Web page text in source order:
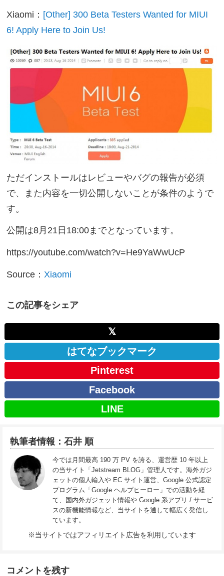
Xiaomi： [Other] 300 Beta Testers Wanted for MIUI
6! Apply Here to Join Us!
ただインストールはレビューやバグの報告が必須
で、また内容を一切公開しないことが条件のようで
す。
公開は8月21日18:00までとなっています。
https://youtube.com/watch?v=He9YaWwUcP
Source： Xiaomi
この記事をシェア
𝕏
はてなブックマーク
Pinterest
Facebook
LINE
執筆者情報：石井 順
今では月間最高 190 万 PV を誇る、運営歴 10 年以上
の当サイト「Jetstream BLOG」管理人です。海外ガジ
ェットの個人輸入や EC サイト運営、Google 公式認定
プログラム「Google ヘルプヒーロー」での活動を経
て、国内外ガジェット情報や Google 系アプリ / サービ
スの新機能情報など、当サイトを通して幅広く発信し
ています。
※当サイトではアフィリエイト広告を利用しています
コメントを残す